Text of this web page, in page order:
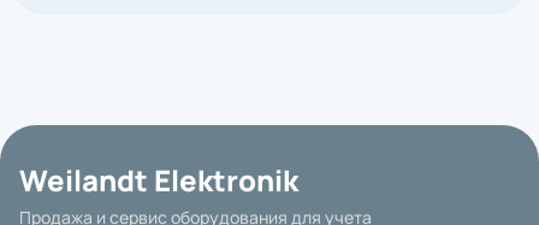
Weilandt Elektronik
Продажа и сервис оборудования для учета